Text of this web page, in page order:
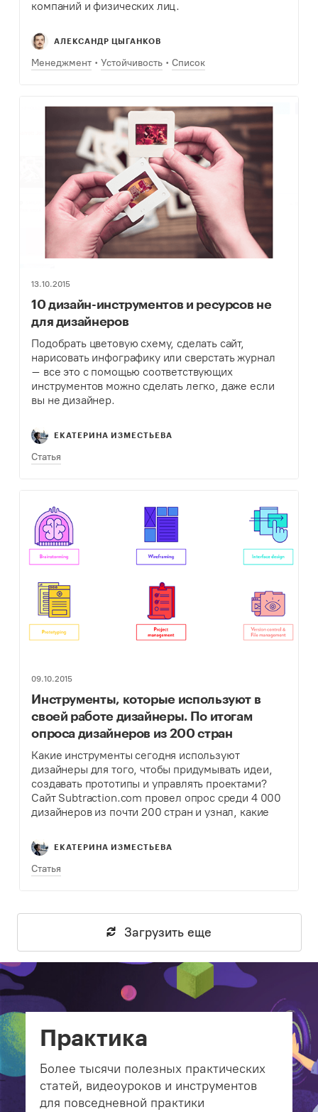
компаний и физических лиц.
АЛЕКСАНДР ЦЫГАНКОВ
Менеджмент Устойчивость Список
13.10.2015
10 дизайн-инструментов и ресурсов не
для дизайнеров
Подобрать цветовую схему, сделать сайт,
нарисовать инфографику или сверстать журнал
– все это с помощью соответствующих
инструментов можно сделать легко, даже если
вы не дизайнер.
ЕКАТЕРИНА ИЗМЕСТЬЕВА
Статья
09.10.2015
Инструменты, которые используют в
своей работе дизайнеры. По итогам
опроса дизайнеров из 200 стран
Какие инструменты сегодня используют
дизайнеры для того, чтобы придумывать идеи,
создавать прототипы и управлять проектами?
Сайт Subtraction.com провел опрос среди 4 000
дизайнеров из почти 200 стран и узнал, какие
ЕКАТЕРИНА ИЗМЕСТЬЕВА
Статья
Загрузить еще
Практика
Более тысячи полезных практических
статей, видеоуроков и инструментов
для повседневной практики